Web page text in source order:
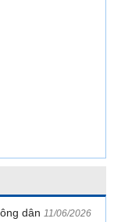
dân 11/06/2026